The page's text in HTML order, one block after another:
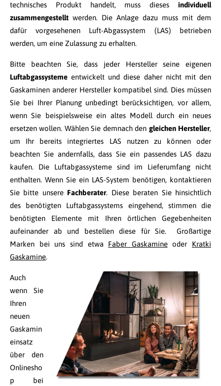
technisches Produkt handelt, muss dieses individuell
zusammengestellt werden. Die Anlage dazu muss mit dem
dafür vorgesehenen Luft-Abgassystem (LAS) betrieben
werden, um eine Zulassung zu erhalten.
Bitte beachten Sie, dass jeder Hersteller seine eigenen
Luftabgassysteme entwickelt und diese daher nicht mit den
Gaskaminen anderer Hersteller kompatibel sind. Dies müssen
Sie bei Ihrer Planung unbedingt berücksichtigen, vor allem,
wenn Sie beispielsweise ein altes Modell durch ein neues
ersetzen wollen. Wählen Sie demnach den gleichen Hersteller,
um Ihr bereits integriertes LAS nutzen zu können oder
beachten Sie andernfalls, dass Sie ein passendes LAS dazu
kaufen. Die Luftabgassysteme sind im Lieferumfang nicht
enthalten. Wenn Sie ein LAS-System benötigen, kontaktieren
Sie bitte unsere Fachberater. Diese beraten Sie hinsichtlich
des benötigten Luftabgassystems eingehend, stimmen die
benötigten Elemente mit Ihren örtlichen Gegebenheiten
aufeinander ab und bestellen diese für Sie. Großartige
Marken bei uns sind etwa Faber Gaskamineoder Kratki
Gaskamine.
Auch
wenn Sie
Ihren
neuen
Gaskamin
einsatz
über den
Onlinesho
p bei